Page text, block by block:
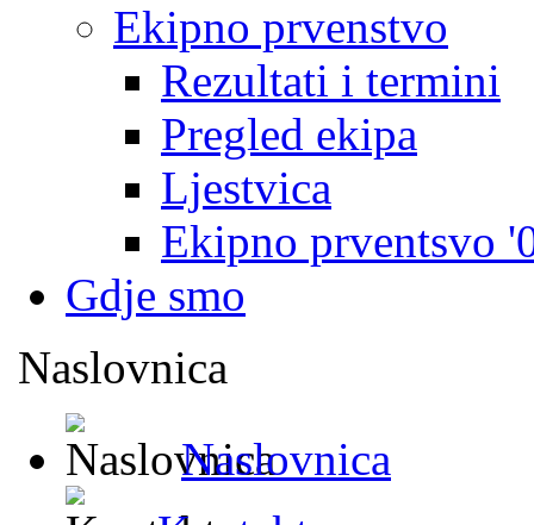
Ekipno prvenstvo
Rezultati i termini
Pregled ekipa
Ljestvica
Ekipno prventsvo
Gdje smo
Naslovnica
Naslovnica